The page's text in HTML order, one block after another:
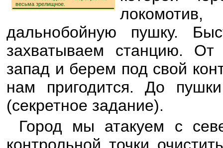
весьма зрелищное.
дальнобойную пушку.
захватываем станцию.
запад и берем под свой
нам пригодится. До
(секретное задание).
Город мы атакуем с